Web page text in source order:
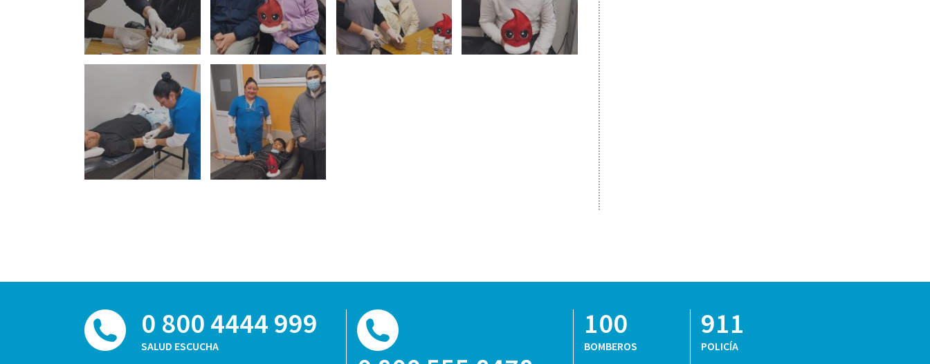
0 800 4444 999
SALUD ESCUCHA
100
BOMBEROS
911
POLICÍA